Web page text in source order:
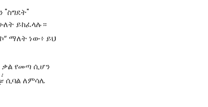
"ስግደት"
ይከፈላሉ።
ማለት ነው፥ ይህ
ቃል የመጣ ሲሆን
ሲባል ለምሳሌ